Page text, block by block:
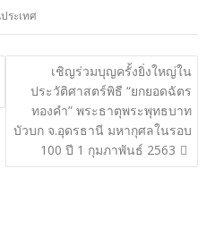
ระเทศ
เชิญร่วมบุญครั้งยิ่งใหญ่ใน
ประวัติศาสตร์พิธี “ยกยอดฉัตร
ทองคำ” พระธาตุพระพุทธบาท
บัวบก จ.อุดรธานี มหากุศลในรอบ
100 ปี 1 กุมภาพันธ์ 2563